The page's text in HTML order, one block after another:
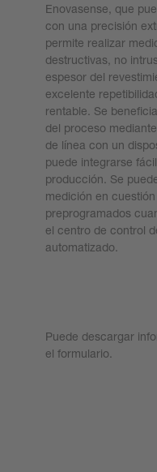
Enovasense, que
con una precisión
permite realizar
destructivas, no
espesor del
excelente
rentable. Se
del proceso
de línea con un
puede integrarse
producción. Se
medición en
preprogramados
el centro de control
automatizado.
Puede descargar
el formulario.